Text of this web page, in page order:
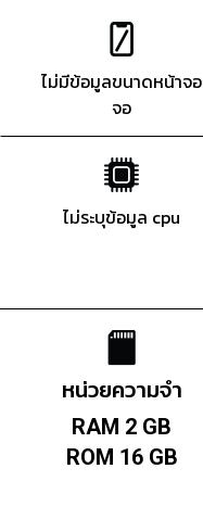
ไม่มีข้อมูลขนาดหน้าจอ
จอ
ไม่ระบุข้อมูล cpu
หน่วยความจำ
RAM 2 GB
ROM 16 GB